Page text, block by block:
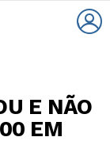
E NÃO
EM